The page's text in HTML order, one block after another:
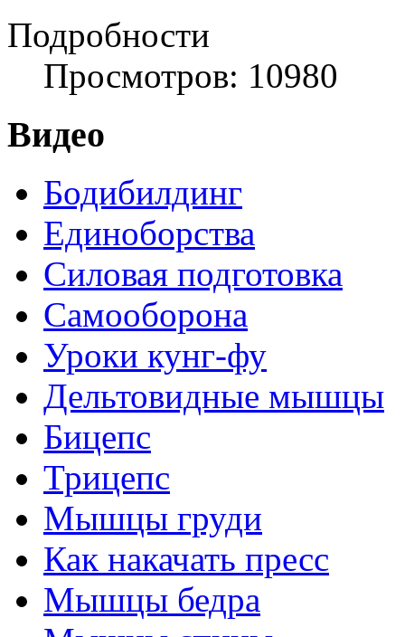
Подробности
Просмотров: 10980
Видео
Бодибилдинг
Единоборства
Силовая подготовка
Самооборона
Уроки кунг-фу
Дельтовидные мышцы
Бицепс
Трицепс
Мышцы груди
Как накачать пресс
Мышцы бедра